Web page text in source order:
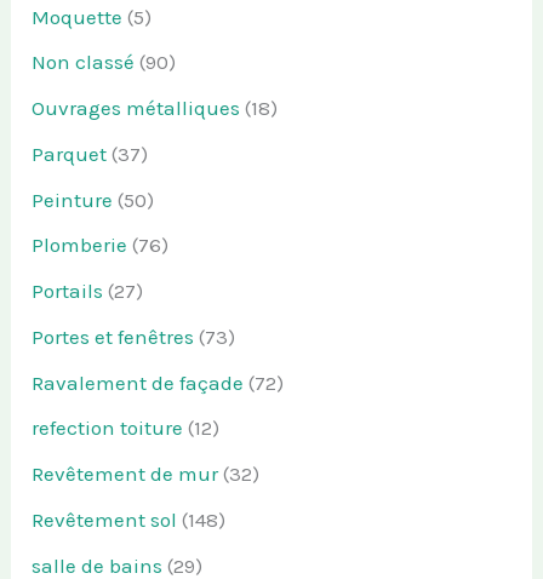
Moquette (5)
Non classé (90)
Ouvrages métalliques (18)
Parquet (37)
Peinture (50)
Plomberie (76)
Portails (27)
Portes et fenêtres (73)
Ravalement de façade (72)
refection toiture (12)
Revêtement de mur(32)
Revêtement sol (148)
salle de bains (29)